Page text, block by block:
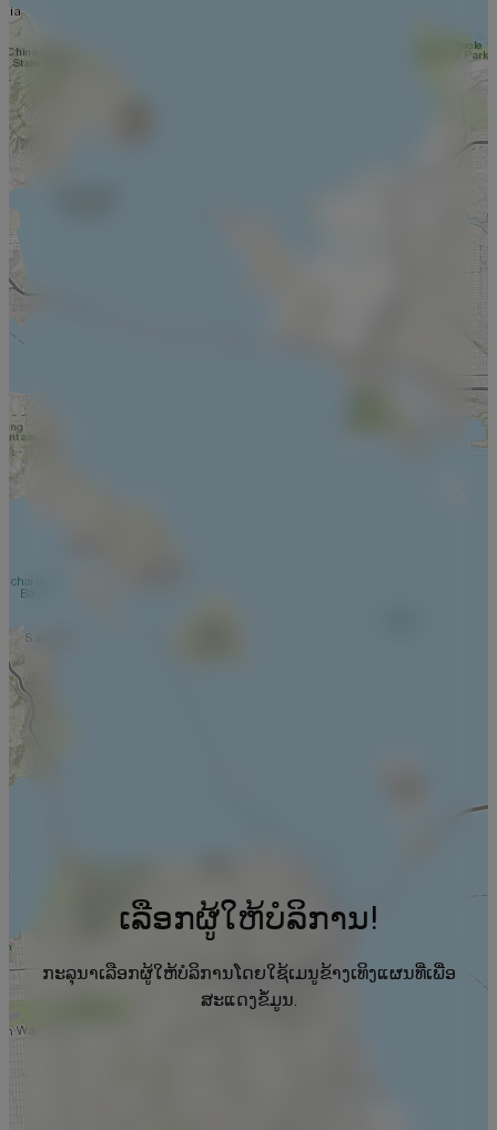
ເລືອກຜູ້ໃຫ້ບໍລິການ!
ກະລຸນາເລືອກຜູ້ໃຫ້ບໍລິການໂດຍໃຊ້ເມນູຂ້າງເທິງແຜນທີ່ເພື່ອ
ສະແດງຂໍ້ມູນ.